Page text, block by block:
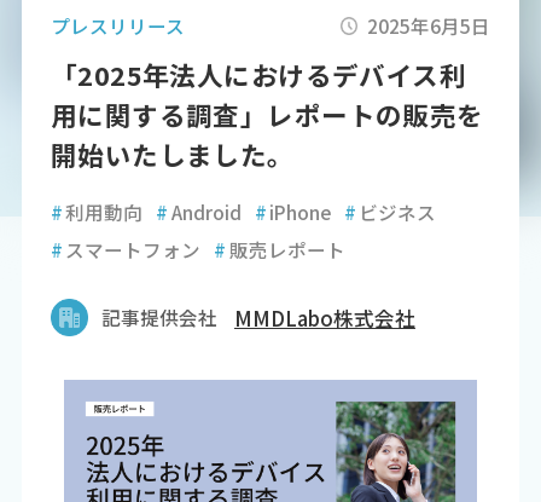
プレスリリース 2025年6月5日
「2025年法人におけるデバイス利
用に関する調査」レポートの販売を
開始いたしました。
#利用動向 #Android #iPhone # ビジネス
#スマートフォン #販売レポート
記事提供会社 MMDLabo株式会社